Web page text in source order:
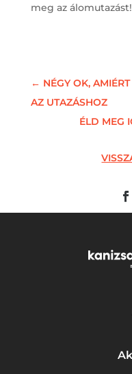
meg az álomutazást!
← NÉGY OK,
AZ UTAZÁSHOZ
ÉLD MEG